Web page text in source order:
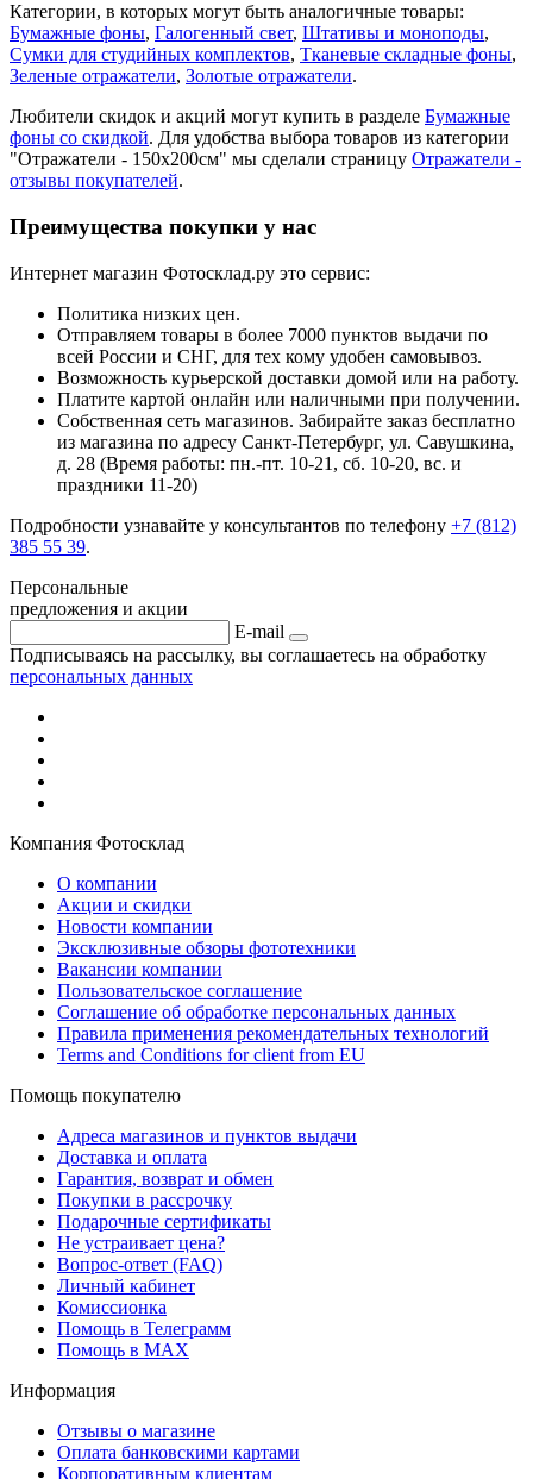
Категории, в которых могут быть аналогичные товары:
Бумажные фоны, Галогенный свет, Штативы и моноподы,
Сумки для студийных комплектов, Тканевые складные фоны,
Зеленые отражатели, Золотые отражатели.
Любители скидок и акций могут купить в разделе Бумажные
фоны со скидкой. Для удобства выбора товаров из категории
"Отражатели - 150х200см" мы сделали страницу Отражатели -
отзывы покупателей.
Преимущества покупки у нас
Интернет магазин Фотосклад.ру это сервис:
Политика низких цен.
Отправляем товары в более 7000 пунктов выдачи по
всей России и СНГ, для тех кому удобен самовывоз.
Возможность курьерской доставки домой или на работу.
Платите картой онлайн или наличными при получении.
Собственная сеть магазинов. Забирайте заказ бесплатно
из магазина по адресу Санкт-Петербург, ул. Савушкина,
д. 28 (Время работы: пн.-пт. 10-21, cб. 10-20, вс. и
праздники 11-20)
Подробности узнавайте у консультантов по телефону +7 (812)
385 55 39.
Персональные
предложения и акции
E-mail
Подписываясь на рассылку, вы соглашаетесь на обработку
персональных данных
Компания Фотосклад
О компании
Акции и скидки
Новости компании
Эксклюзивные обзоры фототехники
Вакансии компании
Пользовательское соглашение
Соглашение об обработке персональных данных
Правила применения рекомендательных технологий
Terms and Conditions for client from EU
Помощь покупателю
Адреса магазинов и пунктов выдачи
Доставка и оплата
Гарантия, возврат и обмен
Покупки в рассрочку
Подарочные сертификаты
Не устраивает цена?
Вопрос-ответ (FAQ)
Личный кабинет
Комиссионка
Помощь в Телеграмм
Помощь в MAX
Информация
Отзывы о магазине
Оплата банковскими картами
Корпоративным клиентам